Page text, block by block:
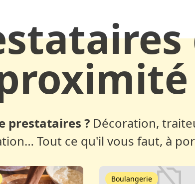
prestataires ? Décoration,
Tout ce qu'il vous faut, à
Boulangerie